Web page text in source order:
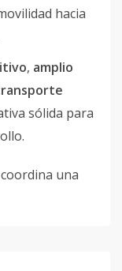
hacia
, amplio
sólida para
una